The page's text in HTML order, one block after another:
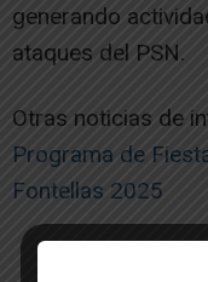
generando
ataques del PSN.
Otras noticias de
Programa de
Fontellas 2025